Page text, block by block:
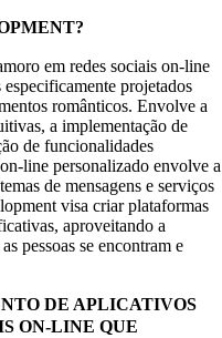
em redes sociais on-line
projetados
românticos. Envolve a
a implementação de
de funcionalidades
line personalizado envolve a
de mensagens e serviços
visa criar plataformas
aproveitando a
pessoas se encontram e
DE APLICATIVOS
ON-LINE QUE